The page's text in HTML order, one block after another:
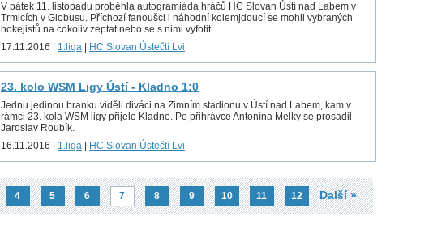
V pátek 11. listopadu proběhla autogramiáda hráčů HC Slovan Ústí nad Labem v
Trmicích v Globusu. Příchozí fanoušci i náhodní kolemjdoucí se mohli vybraných
hokejistů na cokoliv zeptat nebo se s nimi vyfotit.
17.11.2016 | 1.liga HC Slovan Ústečtí Lvi
23. kolo WSM Ligy Ústí - Kladno 1:0
Jednu jedinou branku viděli diváci na Zimním stadionu v Ústí nad Labem, kam v
rámci 23. kola WSM ligy přijelo Kladno. Po přihrávce Antonína Melky se prosadil
Jaroslav Roubík.
16.11.2016 | 1.liga HC Slovan Ústečtí Lvi
4 5 6 7 8 9 10 11 12 Další »